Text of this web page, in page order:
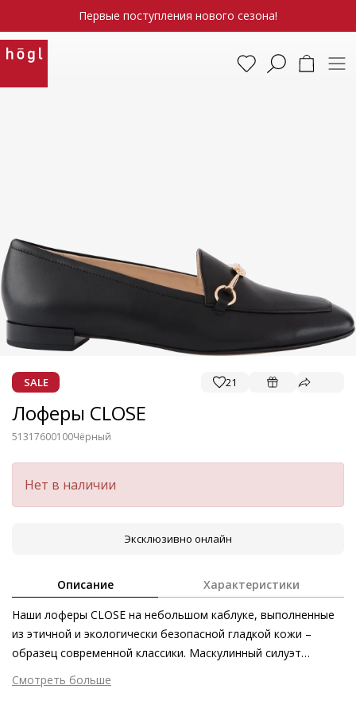
Первые поступления нового сезона!
SALE 21
Лоферы CLOSE
51317600100Чёрный
Нет в наличии
Эксклюзивно онлайн
Описание Характеристики
Наши лоферы CLOSE на небольшом каблуке, выполненные
из этичной и экологически безопасной гладкой кожи –
образец современной классики. Маскулинный силуэт
модели классически элегантен и не подвержен влиянию
времени. Этим летом лоферы с трензелями празднуют своё
Смотреть больше